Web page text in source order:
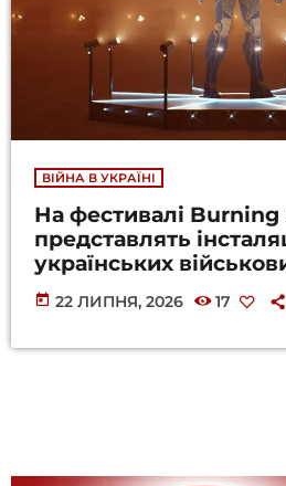
ВІЙНА В УКРАЇНІ
На фестивалі Burning
представлять
українських
today 22 ЛИПНЯ, 2026 17